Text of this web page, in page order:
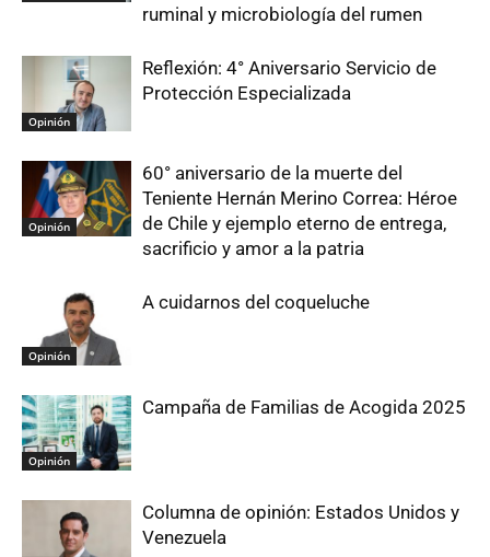
ruminal y microbiología del rumen
Opinión
Reflexión: 4° Aniversario Servicio de
Protección Especializada
Opinión
60° aniversario de la muerte del
Teniente Hernán Merino Correa: Héroe
de Chile y ejemplo eterno de entrega,
sacrificio y amor a la patria
Opinión
A cuidarnos del coqueluche
Opinión
Campaña de Familias de Acogida 2025
Columna de opinión: Estados Unidos y
Venezuela